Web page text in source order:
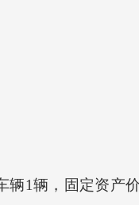
1辆，固定资产